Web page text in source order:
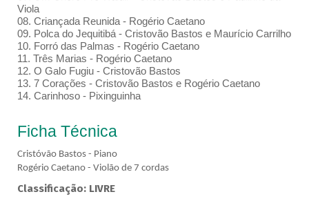
Viola
08. Criançada Reunida - Rogério Caetano
09. Polca do Jequitibá - Cristovão Bastos e Maurício Carrilho
10. Forró das Palmas - Rogério Caetano
11. Três Marias - Rogério Caetano
12. O Galo Fugiu - Cristovão Bastos
13. 7 Corações - Cristovão Bastos e Rogério Caetano
14. Carinhoso - Pixinguinha
Ficha Técnica
Cristóvão Bastos - Piano
Rogério Caetano - Violão de 7 cordas
Classificação: LIVRE